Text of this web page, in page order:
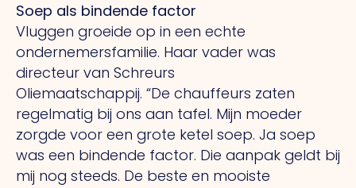
Soep als bindende factor
Vluggen groeide op in een echte
ondernemersfamilie. Haar vader was
directeur van Schreurs
Oliemaatschappij. “De chauffeurs zaten
regelmatig bij ons aan tafel. Mijn moeder
zorgde voor een grote ketel soep. Ja soep
was een bindende factor. Die aanpak geldt bij
mij nog steeds. De beste en mooiste